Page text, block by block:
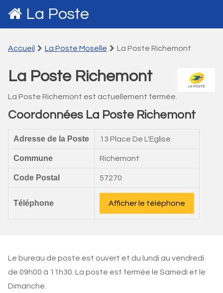
La Poste
Accueil La Poste Moselle La Poste Richemont
La Poste Richemont
La Poste Richemont est actuellement fermée.
Coordonnées La Poste Richemont
Adresse de la Poste 13 Place De L'Eglise
Commune Richemont
Code Postal 57270
Téléphone Afficher le téléphone
Le bureau de poste est ouvert et du lundi au vendredi
de 09h00 à 11h30. La poste est fermée le Samedi et le
Dimanche.